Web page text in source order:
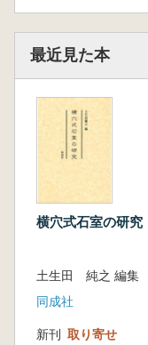
韓国における
造・技術系統
第2部 各論編
Ⅰ 祭祀・儀
横穴式石室
―松本平を中
横穴式石室
Ⅱ 古墳構造
大型横穴式石
田宏明)
追葬された人
力者たち― (寺
最近見た本
横穴式石室の研究
土生田 純之 編集
同成社
新刊 取り寄せ